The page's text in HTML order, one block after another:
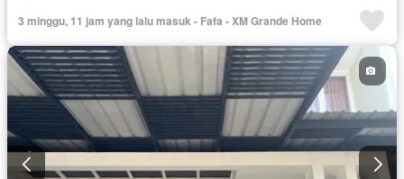
3 minggu, 11 jam yang lalu masuk - Fafa - XM Grande Home